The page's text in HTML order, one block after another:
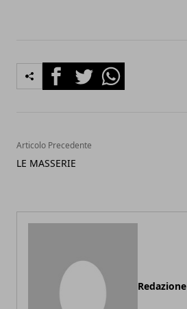
FacebookTwitterWhatsapp
Articolo Precedente
LE MASSERIE
Redazione